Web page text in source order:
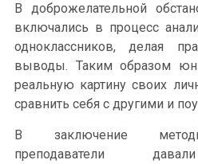
В доброжелательной
включались в процесс
одноклассников, делая
выводы. Таким образом
реальную картину своих
сравнить себя с другими и
В заключение
преподаватели